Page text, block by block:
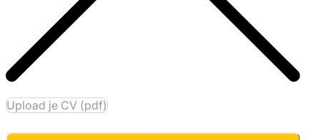
Upload je CV (pdf)